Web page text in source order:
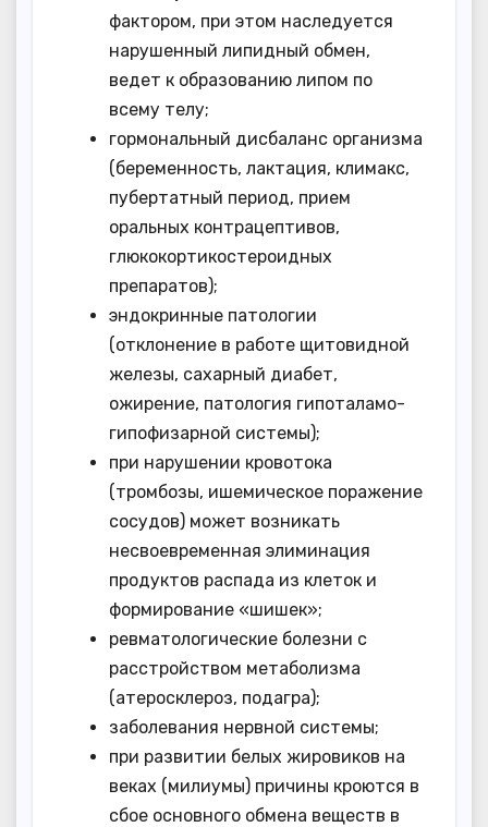
фактором, при этом наследуется
нарушенный липидный обмен,
ведет к образованию липом по
всему телу;
гормональный дисбаланс организма
(беременность, лактация, климакс,
пубертатный период, прием
оральных контрацептивов,
глюкокортикостероидных
препаратов);
эндокринные патологии
(отклонение в работе щитовидной
железы, сахарный диабет,
ожирение, патология гипоталамо-
гипофизарной системы);
при нарушении кровотока
(тромбозы, ишемическое поражение
сосудов) может возникать
несвоевременная элиминация
продуктов распада из клеток и
формирование «шишек»;
ревматологические болезни с
расстройством метаболизма
(атеросклероз, подагра);
заболевания нервной системы;
при развитии белых жировиков на
веках (милиумы) причины кроются в
сбое основного обмена веществ в